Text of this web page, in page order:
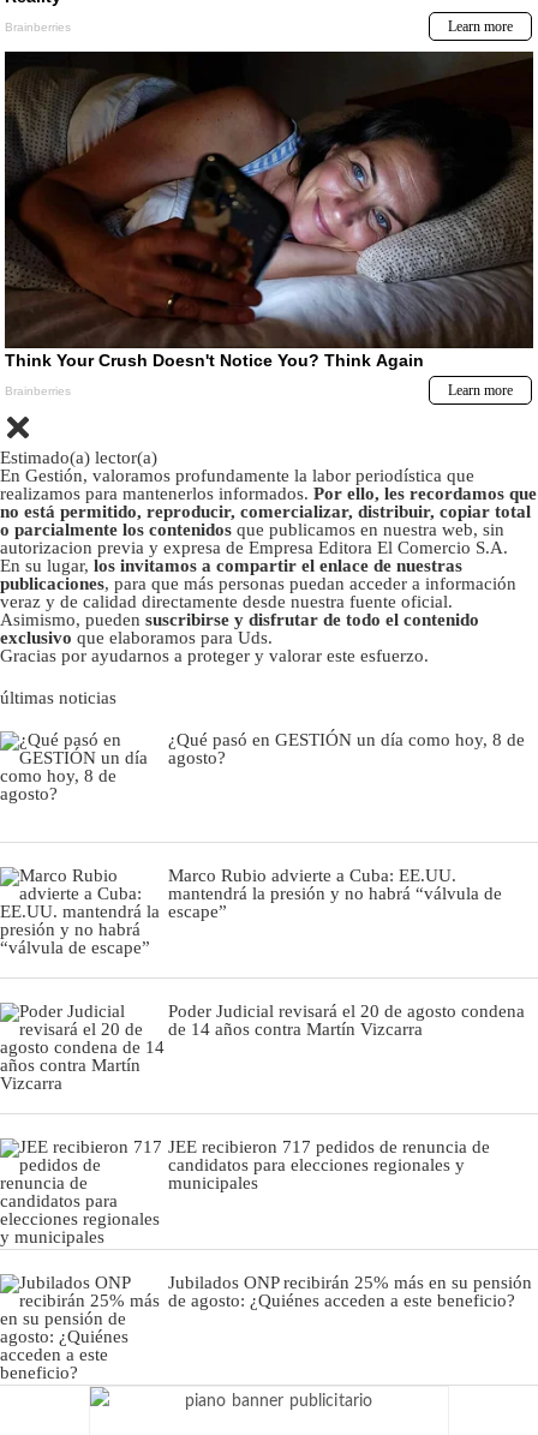
Estimado(a) lector(a)
En Gestión, valoramos profundamente la labor periodística que
realizamos para mantenerlos informados. Por ello, les recordamos que
no está permitido, reproducir, comercializar, distribuir, copiar total
o parcialmente los contenidos que publicamos en nuestra web, sin
autorizacion previa y expresa de Empresa Editora El Comercio S.A.
En su lugar, los invitamos a compartir el enlace de nuestras
publicaciones, para que más personas puedan acceder a información
veraz y de calidad directamente desde nuestra fuente oficial.
Asimismo, pueden suscribirse y disfrutar de todo el contenido
exclusivo que elaboramos para Uds.
Gracias por ayudarnos a proteger y valorar este esfuerzo.
últimas noticias
¿Qué pasó en GESTIÓN un día como hoy, 8 de
agosto?
Marco Rubio advierte a Cuba: EE.UU.
mantendrá la presión y no habrá “válvula de
escape”
Poder Judicial revisará el 20 de agosto condena
de 14 años contra Martín Vizcarra
JEE recibieron 717 pedidos de renuncia de
candidatos para elecciones regionales y
municipales
Jubilados ONP recibirán 25% más en su pensión
de agosto: ¿Quiénes acceden a este beneficio?